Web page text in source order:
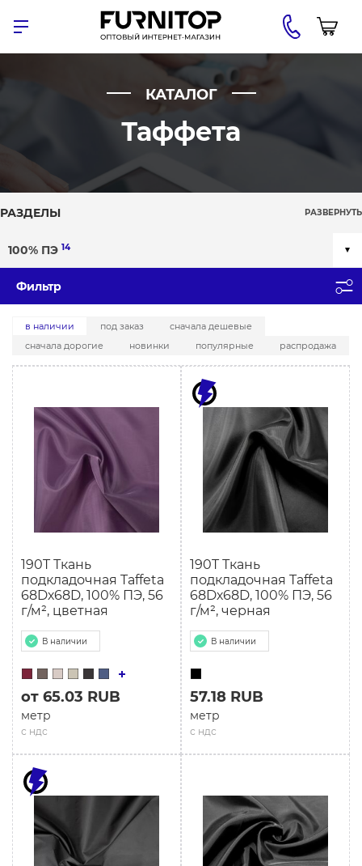
КАТАЛОГ
Таффета
РАЗДЕЛЫ РАЗВЕРНУТЬ
100% ПЭ 14
Фильтр
в наличии под заказ
сначала дешевые
сначала дорогие
новинки популярные распродажа
190T Ткань
подкладочная Taffeta
68Dх68D, 100% ПЭ, 56
г/м², цветная
В наличии
с ндс
от 65.03 RUB
метр
190T Ткань
подкладочная Taffeta
68Dх68D, 100% ПЭ, 56
г/м², черная
В наличии
с ндс
57.18 RUB
метр